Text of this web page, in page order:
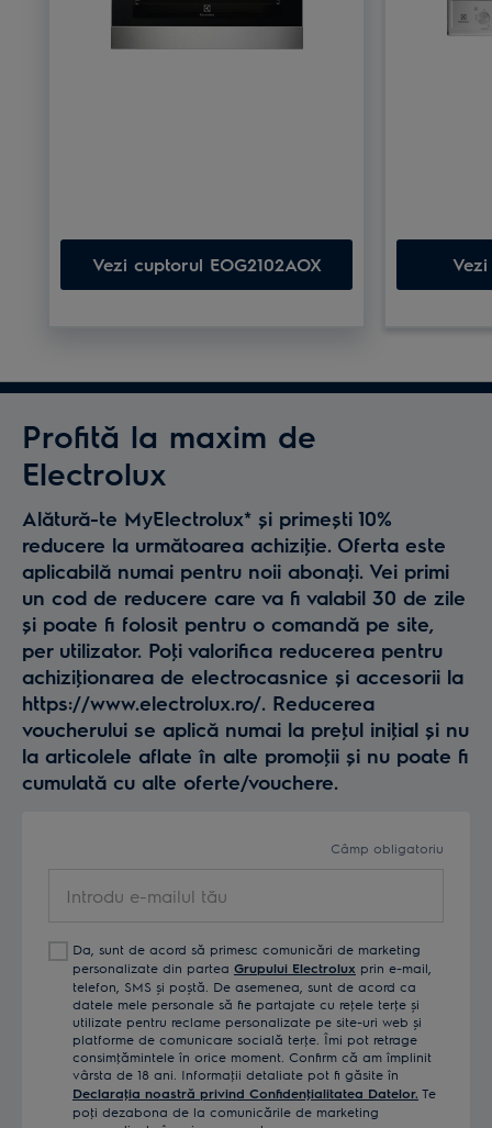
Vezi cuptorul EOG2102AOX Vezi
Profită la maxim de
Electrolux
Alătură-te MyElectrolux* și primești 10%
reducere la următoarea achiziţie. Oferta este
aplicabilă numai pentru noii abonaţi. Vei primi
un cod de reducere care va fi valabil 30 de zile
și poate fi folosit pentru o comandă pe site,
per utilizator. Poţi valorifica reducerea pentru
achiziţionarea de electrocasnice și accesorii la
https://www.electrolux.ro/. Reducerea
voucherului se aplică numai la preţul iniţial și nu
la articolele aflate în alte promoţii și nu poate fi
cumulată cu alte oferte/vouchere.
Câmp obligatoriu
tău Da, sunt de acord să primesc comunicări de marketing
personalizate din partea Grupului Electrolux prin e-mail,
telefon, SMS și poștă. De asemenea, sunt de acord ca
datele mele personale să fie partajate cu reţele terţe și
utilizate pentru reclame personalizate pe site-uri web și
platforme de comunicare socială terţe. Îmi pot retrage
consimţămintele în orice moment. Confirm că am împlinit
vârsta de 18 ani. Informaţii detaliate pot fi găsite în
Declaraţia noastră privind Confidenţialitatea Datelor. Te
poţi dezabona de la comunicările de marketing